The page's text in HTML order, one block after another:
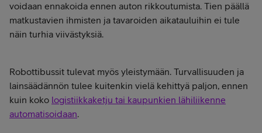
voidaan ennakoida ennen auton rikkoutumista. Tien päällä
matkustavien ihmisten ja tavaroiden aikatauluihin ei tule
näin turhia viivästyksiä.
Robottibussit tulevat myös yleistymään. Turvallisuuden ja
lainsäädännön tulee kuitenkin vielä kehittyä paljon, ennen
kuin koko logistiikkaketju tai kaupunkien lähiliikenne
automatisoidaan.